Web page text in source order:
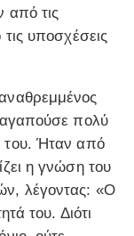
από τις
υποσχέσεις
αγαπούσε πολύ
του. Ήταν από
η γνώση του
λέγοντας: «Ο
του. Διότι